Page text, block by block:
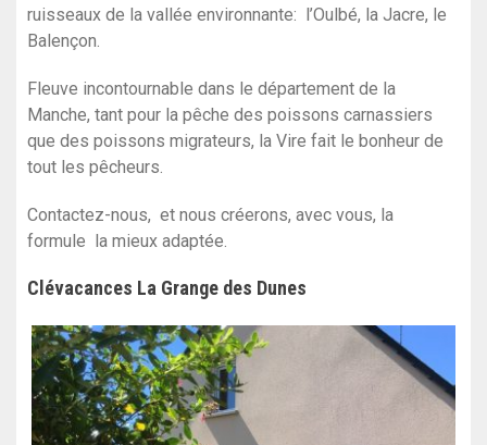
ruisseaux de la vallée environnante: l’Oulbé, la Jacre, le
Balençon.
Fleuve incontournable dans le département de la
Manche, tant pour la pêche des poissons carnassiers
que des poissons migrateurs, la Vire fait le bonheur de
tout les pêcheurs.
Contactez-nous, et nous créerons, avec vous, la
formule la mieux adaptée.
Clévacances La Grange des Dunes